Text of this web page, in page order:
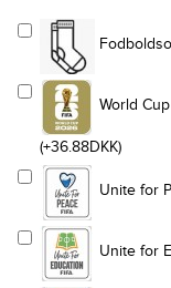
World
(+36.88DKK)
Unite for
Unite for